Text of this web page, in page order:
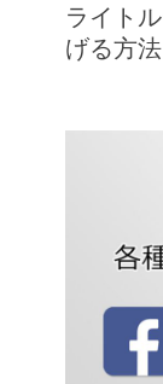
ライト
げる方法